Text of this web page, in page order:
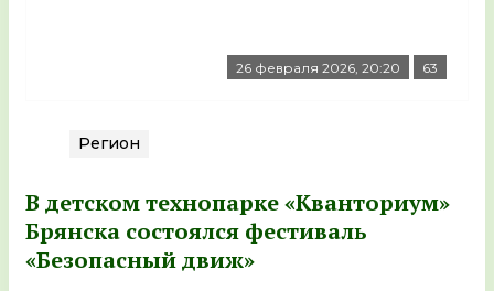
26 февраля 2026, 20:20 63
Регион
В детском технопарке «Кванториум»
Брянска состоялся фестиваль
«Безопасный движ»